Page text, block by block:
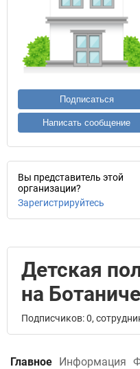
Подписаться
Написать сообщение
Вы представитель этой
организации?
Зарегистрируйтесь
Детская
на
Подписчиков: 0,
Главное Информация